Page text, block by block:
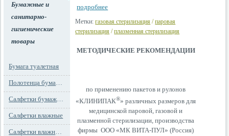
Бумажные и
санитарно-
гигиенические
товары
Бумага туалетная
Полотенца бумажные
Салфетки бумажные
Салфетки влажные
Салфетки влажные технического назначения
подробнее
Метки: газовая стерилизация /паровая
стерилизация /плазменная стерилизация
МЕТОДИЧЕСКИЕ РЕКОМЕНДАЦИИ
по применению пакетов и рулонов
«КЛИНИПАК®» различных размеров для
медицинской паровой, газовой и
плазменной стерилизации, производства
фирмы ООО «МК ВИТА-ПУЛ» (Россия)